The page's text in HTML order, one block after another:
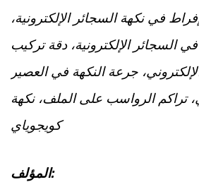
في نكهة السجائر الإلكترونية،
في السجائر الإلكترونية، دقة تركيب
جرعة النكهة في العصير
تراكم الرواسب على الملف، نكهة
كويجوياي
المؤلف: